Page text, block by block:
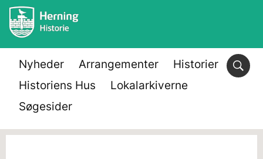
Nyheder Arrangementer
Historier
Historiens Hus
Lokalarkiverne
Søgesider